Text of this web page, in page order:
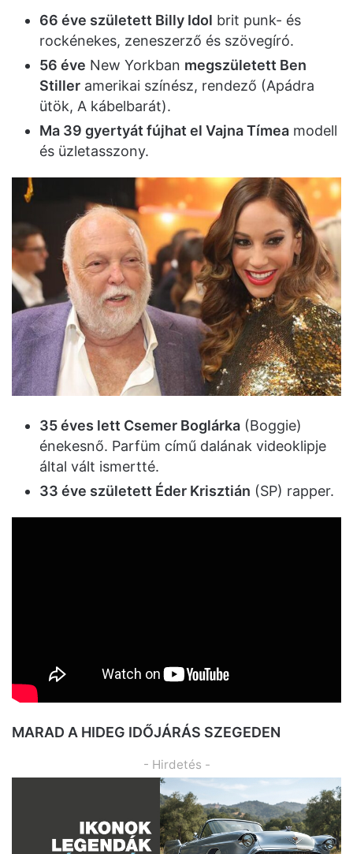
66 éve született Billy Idol brit punk- és
rockénekes, zeneszerző és szövegíró.
56 éve New Yorkban megszületett Ben
Stiller amerikai színész, rendező (Apádra
ütök, A kábelbarát).
Ma 39 gyertyát fújhat el Vajna Tímea modell
és üzletasszony.
35 éves lett Csemer Boglárka (Boggie)
énekesnő. Parfüm című dalának videoklipje
által vált ismertté.
33 éve született Éder Krisztián (SP) rapper.
MARAD A HIDEG IDŐJÁRÁS SZEGEDEN
- Hirdetés -